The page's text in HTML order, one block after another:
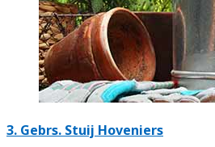
3. Gebrs. Stuij Hoveniers